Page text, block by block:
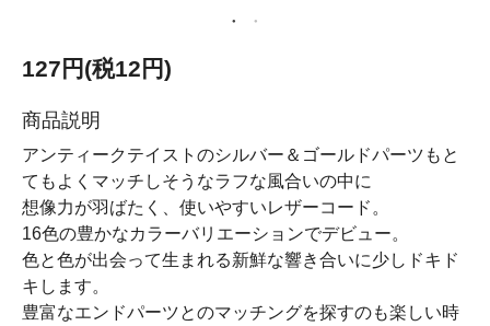
127円(税12円)
商品説明
アンティークテイストのシルバー＆ゴールドパーツもと
てもよくマッチしそうなラフな風合いの中に
想像力が羽ばたく、使いやすいレザーコード。
16色の豊かなカラーバリエーションでデビュー。
色と色が出会って生まれる新鮮な響き合いに少しドキド
キします。
豊富なエンドパーツとのマッチングを探すのも楽しい時